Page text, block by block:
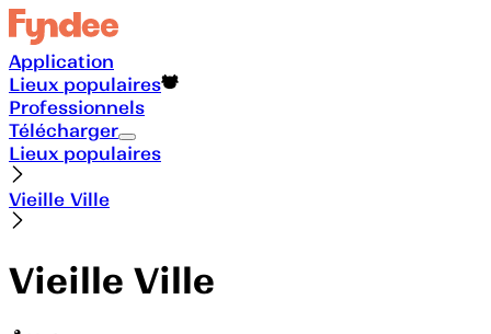
Application
Lieux populaires
Professionnels
Télécharger
Lieux populaires
Vieille Ville
Vieille Ville